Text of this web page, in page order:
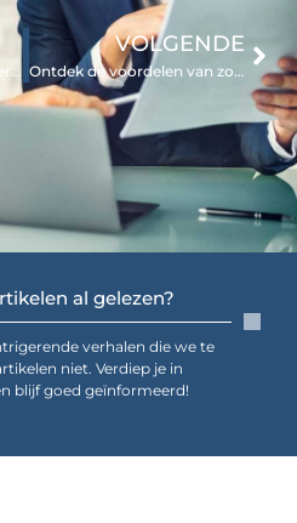
al gelezen?
verhalen die we te
niet. Verdiep je in
blijf goed geïnformeerd!
Ontdek zaalverhuur in Woerden voor elk type evenement
VOLGENDE
Ontdek de voordelen van zonnebank in Wageningen